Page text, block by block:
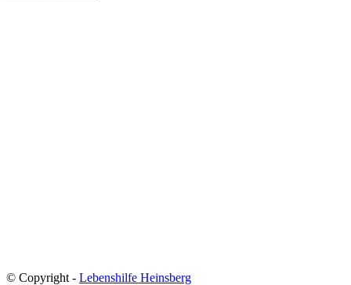
© Copyright - Lebenshilfe Heinsberg